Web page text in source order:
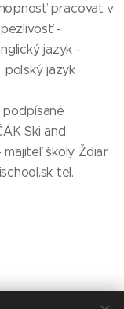
pracovať v
-
jazyk -
poľský jazyk
podpísané
Ski and
školy Ždiar
tel.